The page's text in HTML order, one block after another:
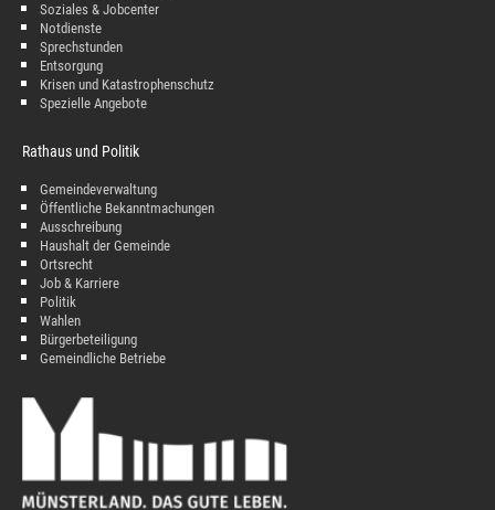
Soziales & Jobcenter
Notdienste
Sprechstunden
Entsorgung
Krisen und Katastrophenschutz
Spezielle Angebote
Rathaus und Politik
Gemeindeverwaltung
Öffentliche Bekanntmachungen
Ausschreibung
Haushalt der Gemeinde
Ortsrecht
Job & Karriere
Politik
Wahlen
Bürgerbeteiligung
Gemeindliche Betriebe